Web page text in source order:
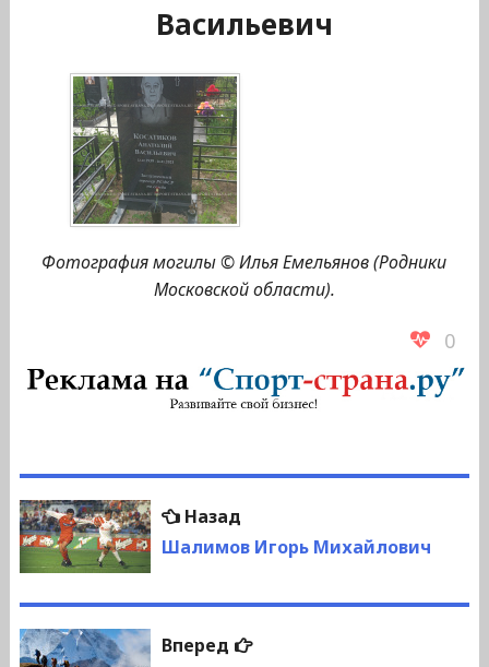
Васильевич
Фотография могилы © Илья Емельянов (Родники
Московской области).
0
Навигация
по
записям
НазадПредыдущая
запись:
Шалимов Игорь Михайлович
Вперед
Следующая